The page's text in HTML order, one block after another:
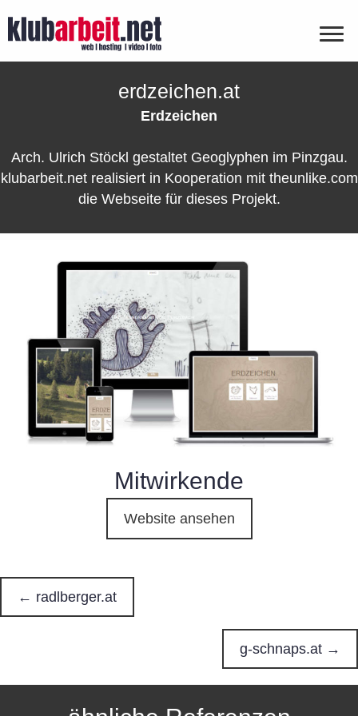
erdzeichen.at
Erdzeichen
Arch. Ulrich Stöckl gestaltet Geoglyphen im Pinzgau.
klubarbeit.net realisiert in Kooperation mit theunlike.com
die Webseite für dieses Projekt.
Mitwirkende
Website ansehen
P
s
← radlberger.at
g-schnaps.at →